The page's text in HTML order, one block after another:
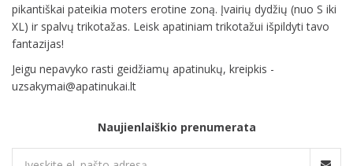
pikantiškai pateikia moters erotine zoną. Įvairių dydžių (nuo S iki
XL) ir spalvų trikotažas. Leisk apatiniam trikotažui išpildyti tavo
fantazijas!
Jeigu nepavyko rasti geidžiamų apatinukų, kreipkis -
uzsakymai@apatinukai.lt
Naujienlaiškio prenumerata